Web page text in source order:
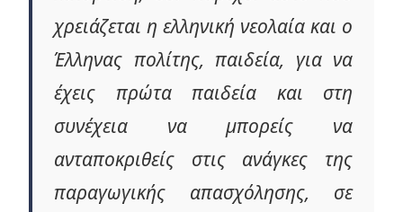
χρειάζεται η ελληνική νεολαία και ο
Έλληνας πολίτης, παιδεία, για να
έχεις πρώτα παιδεία και στη
συνέχεια να μπορείς να
ανταποκριθείς στις ανάγκες της
παραγωγικής απασχόλησης, σε